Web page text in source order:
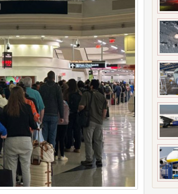
Karapınar